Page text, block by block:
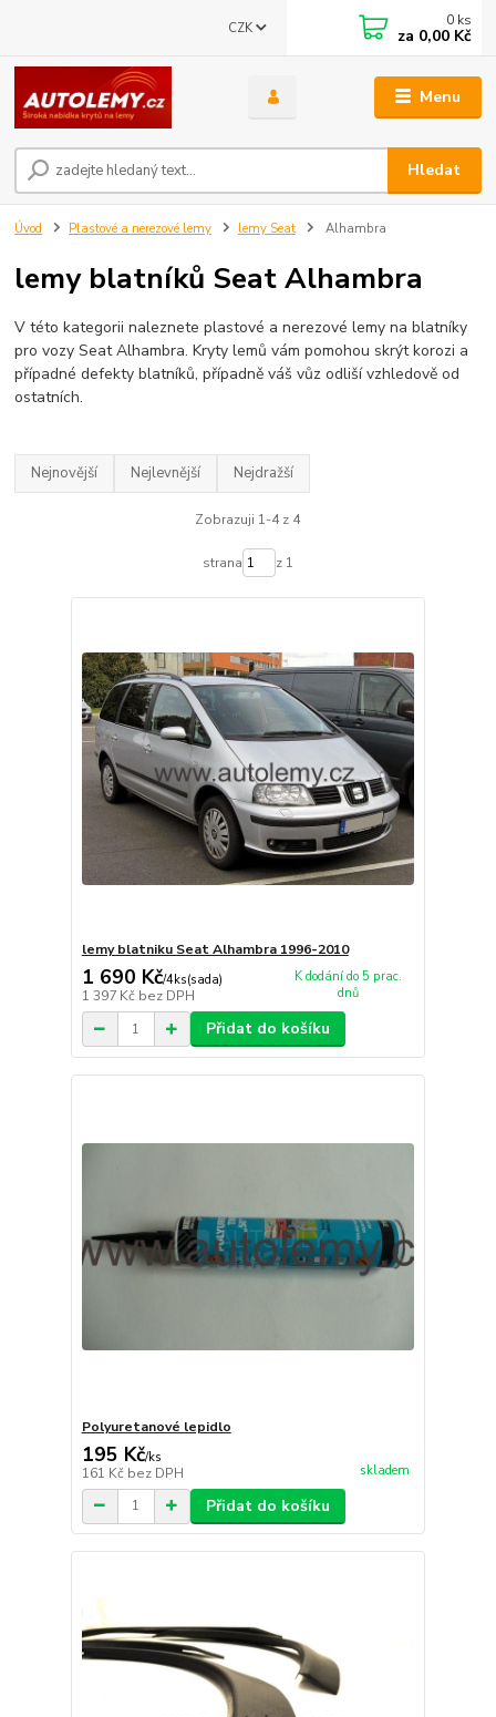
Menu
CZK
Hledat
0 ks
za 0,00 Kč
Úvod Plastové a nerezové lemy lemy Seat Alhambra
lemy blatníků Seat Alhambra
V této kategorii naleznete plastové a nerezové lemy na blatníky
pro vozy Seat Alhambra. Kryty lemů vám pomohou skrýt korozi a
případné defekty blatníků, případně váš vůz odliší vzhledově od
ostatních.
Nejnovější Nejlevnější Nejdražší
Zobrazuji 1-4 z 4
strana z 1
lemy blatniku Seat Alhambra 1996-2010
1 690 Kč/4ks(sada)
1 397 Kč bez DPH
K dodání do 5 prac.
dnů
Přidat do košíku
Polyuretanové lepidlo
195 Kč/ks
161 Kč bez DPH skladem
Přidat do košíku